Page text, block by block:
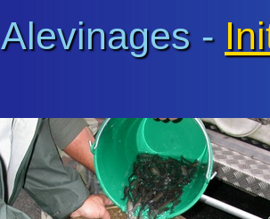
Alevinages -